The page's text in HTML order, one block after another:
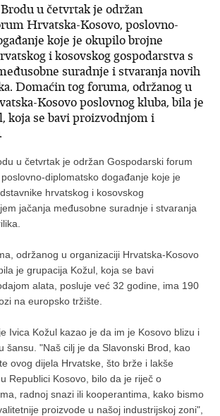
u četvrtak je održan
Hrvatska-Kosovo, poslovno-
koje je okupilo brojne
i kosovskog gospodarstva s
suradnje i stvaranja novih
Domaćin tog foruma, održanog u
Kosovo poslovnog kluba, bila je
koja se bavi proizvodnjom i
u četvrtak je održan Gospodarski forum
diplomatsko događanje koje je
hrvatskog i kosovskog
jačanja međusobne suradnje i stvaranja
održanog u organizaciji Hrvatska-Kosovo
je grupacija Kožul, koja se bavi
alata, posluje već 32 godine, ima 190
na europsko tržište.
Ivica Kožul kazao je da im je Kosovo blizu i
šansu. "Naš cilj je da Slavonski Brod, kao
ovog dijela Hrvatske, što brže i lakše
Republici Kosovo, bilo da je riječ o
radnoj snazi ili kooperantima, kako bismo
proizvode u našoj industrijskoj zoni",